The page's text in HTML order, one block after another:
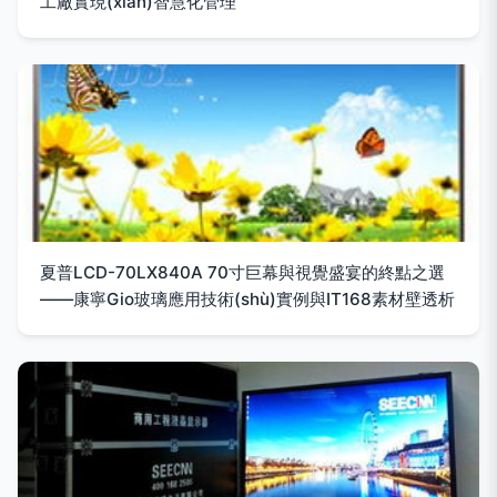
夏普LCD-70LX840A 70寸巨幕與視覺盛宴的終點之選
——康寧Gio玻璃應用技術(shù)實例與IT168素材壁透析